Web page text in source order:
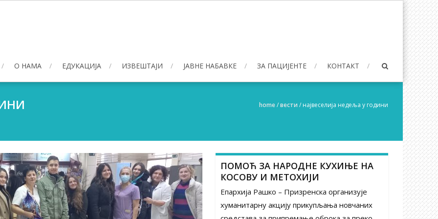
О НАМА ЕДУКАЦИЈА ИЗВЕШТАЈИ ЈАВНЕ НАБАВКЕ ЗА ПАЦИЈЕНТЕ КОНТАКТ
home/вести / највеселија недеља у години
ПОМОЋ ЗА НАРОДНЕ КУХИЊЕ НА
КОСОВУ И МЕТОХИЈИ
Епархија Рашко – Призренска организује
хуманитарну акцију прикупљања новчаних